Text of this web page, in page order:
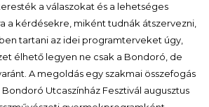
a válaszokat és a lehetséges
a kérdésekre, miként tudnák átszervezni,
tartani az idei programterveket úgy,
élhető legyen ne csak a Bondoró, de
A megoldás egy szakmai összefogás
Utcaszínház Fesztivál augusztus